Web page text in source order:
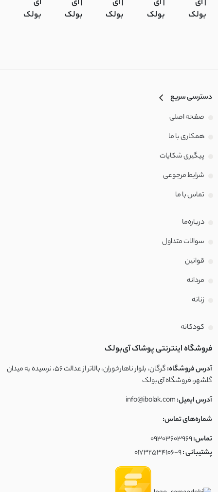
| آی
بولک
| آی
بولک
| آی
بولک
| آی
بولک
آی
بولک
دسترسی سریع
صفحه اصلی
همکاری با ما
پیگیری شکایات
شرایط مرجوعی
تماس با‌ ما
درباره‌ما
سوالات متداول
قوانین
مردانه
زنانه
کودکانه
فروشگاه اینترنتی پوشاک آی‌بولک
آدرس فروشگاه:
گرگان، بلوار ناهارخوران، بالاتر از عدالت ۵۶، نرسیده به میدان
گلشهر، فروشگاه آی‌بولک
آدرس ایمیل:info@ibolak.com
شماره‌های تماس:
تماس:09303603969
پشتیبانی :01732534106-9